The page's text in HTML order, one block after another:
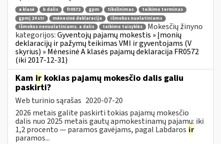
a klasė b dalis fr0572 gpm tikslinimas
teikimo terminas
gpmį 24 str
mėnesinė deklaracija
išmokos nuolatiniams
išmokos nenuolatiniams. a dalis
teikimo taisyklės
Mokesčių žinyno
kategorijos:Gyventojų pajamų mokestis » Įmonių
deklaracijų ir pažymų teikimas VMI ir gyventojams (V
skyrius) » Mėnesinė A klasės pajamų deklaracija FR0572
(iki 2017-12-31)
Kam ir kokias pajamų mokesčio dalis galiu
paskirti?
Web turinio sąrašas 2020-07-20
2026 metais galite paskirti tokias pajamų mokesčio
dalis nuo 2025 metais gautų apmokestinamų pajamų: iki
1,2 procento — paramos gavėjams, pagal Labdaros ir
paramos...